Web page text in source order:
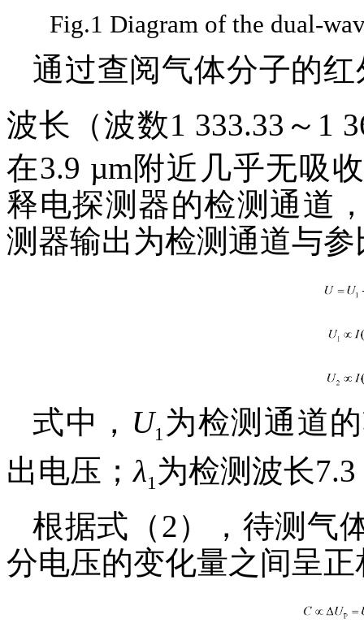
Fig.1 Diagram of the dual-
通过查阅气体分子的
波长（波数1 333.33～1
在3.9 µm附近几乎无吸
释电探测器的检测通道
测器输出为检测通道与
式中， U1 为检测通道
出电压；λ1 为检测波长
根据式（2），待测气
分电压的变化量之间呈